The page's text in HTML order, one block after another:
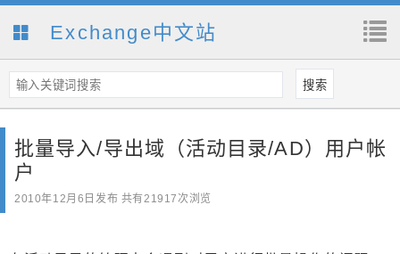
Exchange中文站
批量导入/导出域（活动目录/AD）用户帐
户
2010年12月6日 发布 共有21917次浏览